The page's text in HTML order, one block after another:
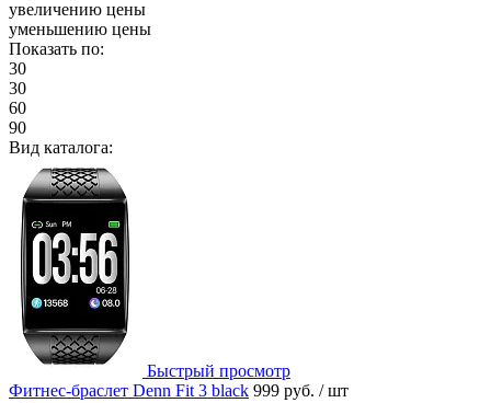
увеличению цены
уменьшению цены
Показать по:
30
30
60
90
Вид каталога:
Быстрый просмотр
Фитнес-браслет Denn Fit 3 black 999 руб. / шт